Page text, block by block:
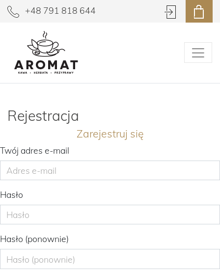
+48 791 818 644
Rejestracja
Zarejestruj się
Twój adres e-mail
Hasło
Hasło (ponownie)